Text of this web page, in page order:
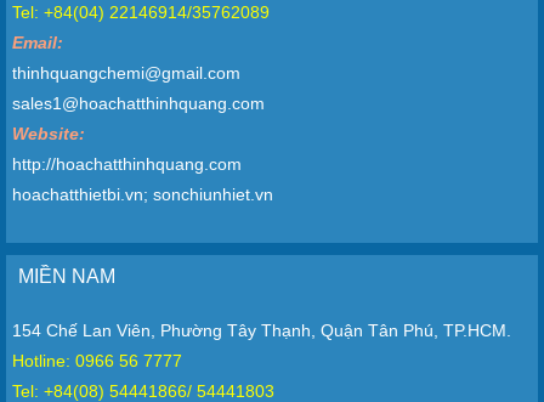
Tel: +84(04) 22146914/35762089
Email:
thinhquangchemi@gmail.com
sales1@hoachatthinhquang.com
Website:
http://hoachatthinhquang.com
hoachatthietbi.vn; sonchiunhiet.vn
MIỀN NAM
154 Chế Lan Viên, Phường Tây Thạnh, Quận Tân Phú, TP.HCM.
Hotline: 0966 56 7777
Tel: +84(08) 54441866/ 54441803